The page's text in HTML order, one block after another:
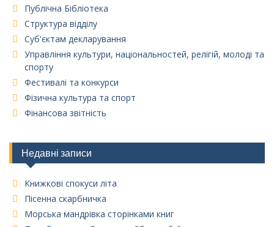
Публічна Бібліотека
Структура відділу
Суб'єктам декларування
Управління культури, національностей, релігій, молоді та
спорту
Фестивалі та конкурси
Фізична культура та спорт
Фінансова звітність
Недавні записи
Книжкові спокуси літа
Пісенна скарбничка
Морська мандрівка сторінками книг